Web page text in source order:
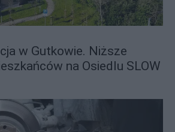
w Gutkowie. Niższe
na Osiedlu SLOW